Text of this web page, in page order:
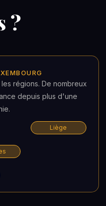
?
régions. De nombreux
depuis plus d'une
Liège